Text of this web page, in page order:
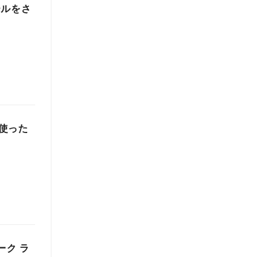
をさ
った
ク ラ